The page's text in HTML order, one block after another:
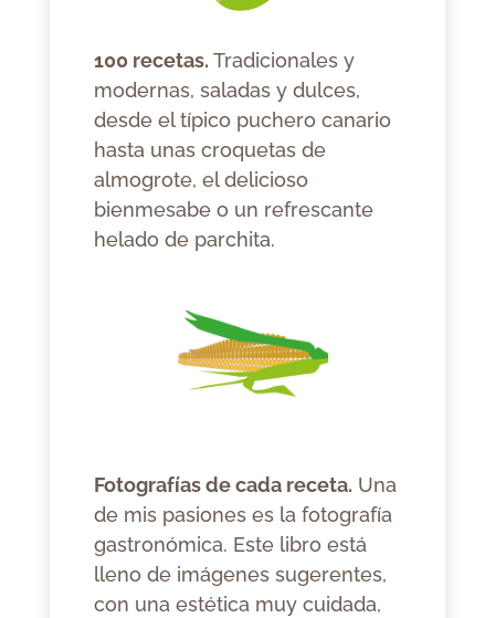
100 recetas. Tradicionales y
modernas, saladas y dulces,
desde el típico puchero canario
hasta unas croquetas de
almogrote, el delicioso
bienmesabe o un refrescante
helado de parchita.
Fotografías de cada receta. Una
de mis pasiones es la fotografía
gastronómica. Este libro está
lleno de imágenes sugerentes,
con una estética muy cuidada,